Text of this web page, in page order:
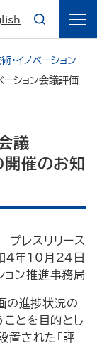
・イノベーション
ーション会議評価
議
催のお知
プレスリリース
４年10月24日
ョン推進事務局
の進捗状況の
ことを目的とし
置された「評